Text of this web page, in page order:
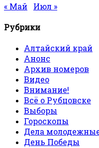
« Май
Июл »
Рубрики
Алтайский край
Анонс
Архив номеров
Видео
Внимание!
Всё о Рубцовске
Выборы
Гороскопы
Дела
День Победы